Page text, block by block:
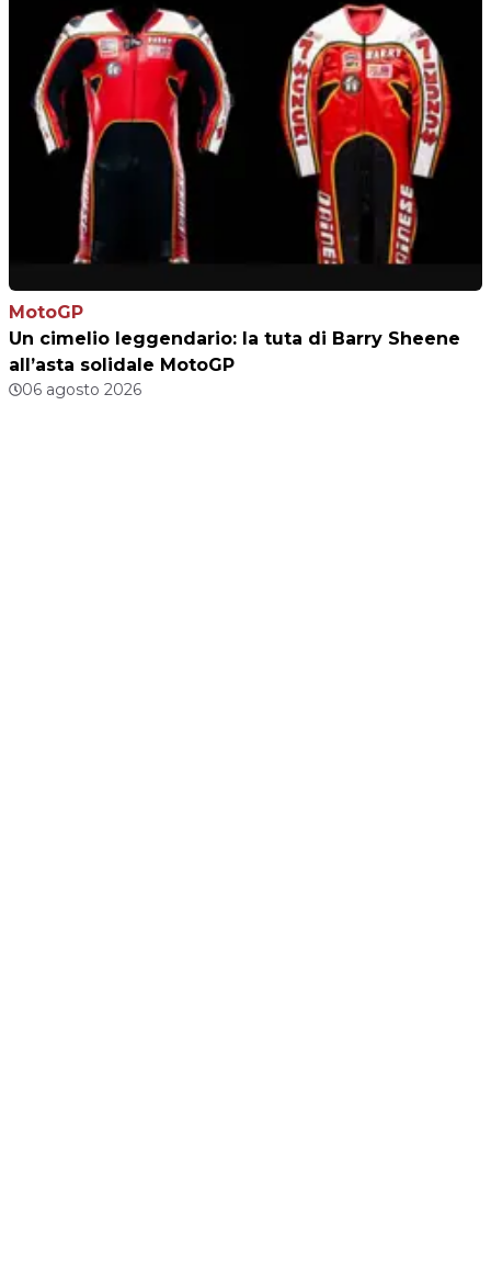
MotoGP
Un cimelio leggendario: la tuta di Barry Sheene
all’asta solidale MotoGP
06 agosto 2026